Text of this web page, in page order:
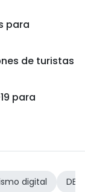
para
de turistas
para
digital